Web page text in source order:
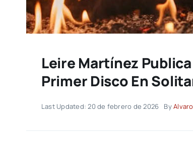
Leire Martínez Publica
Primer Disco En
Last Updated: 20 de febrero de 2026 ByAlvaro